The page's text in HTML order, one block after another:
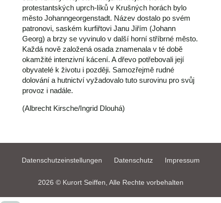
protestantských uprch-líků v Krušných horách bylo
město Johanngeorgenstadt. Název dostalo po svém
patronovi, saském kurfiřtovi Janu Jiřím (Johann
Georg) a brzy se vyvinulo v další horní stříbrné město.
Každá nově založená osada znamenala v té době
okamžité intenzivní kácení. A dřevo potřebovali její
obyvatelé k životu i později. Samozřejmě rudné
dolování a hutnictví vyžadovalo tuto surovinu pro svůj
provoz i nadále.
(Albrecht Kirsche/Ingrid Dlouhá)
Datenschutzeinstellungen Datenschutz Impressum
2026 © Kurort Seiffen, Alle Rechte vorbehalten